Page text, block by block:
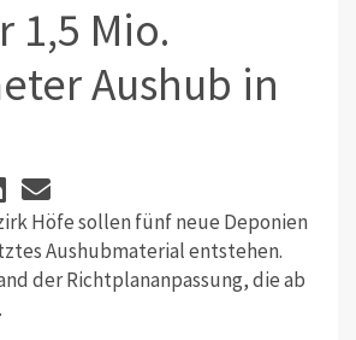
1,5 Mio.
Aushub in
Höfe sollen fünf neue Deponien
Aushubmaterial entstehen.
der Richtplananpassung, die ab